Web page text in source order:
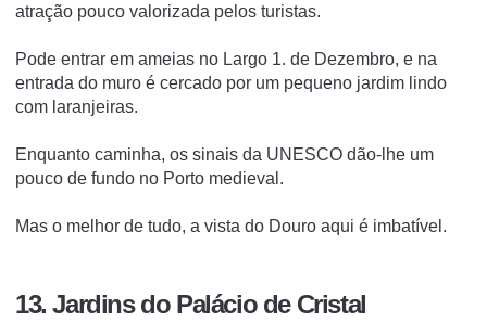
atração pouco valorizada pelos turistas.
Pode entrar em ameias no Largo 1. de Dezembro, e na
entrada do muro é cercado por um pequeno jardim lindo
com laranjeiras.
Enquanto caminha, os sinais da UNESCO dão-lhe um
pouco de fundo no Porto medieval.
Mas o melhor de tudo, a vista do Douro aqui é imbatível.
13. Jardins do Palácio de Cristal